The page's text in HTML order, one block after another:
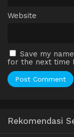
Website
Save my
for the next time
Rekomendasi